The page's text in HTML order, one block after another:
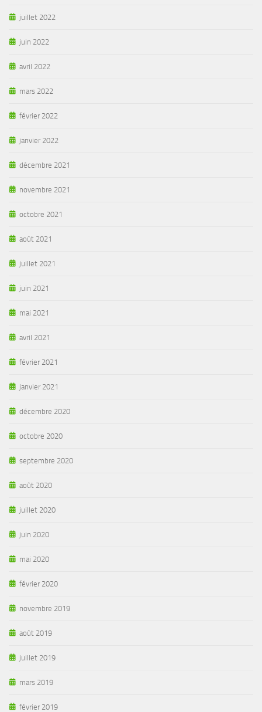
juillet 2022
juin 2022
avril 2022
mars 2022
février 2022
janvier 2022
décembre 2021
novembre 2021
octobre 2021
août 2021
juillet 2021
juin 2021
mai 2021
avril 2021
février 2021
janvier 2021
décembre 2020
octobre 2020
septembre 2020
août 2020
juillet 2020
juin 2020
mai 2020
février 2020
novembre 2019
août 2019
juillet 2019
mars 2019
février 2019